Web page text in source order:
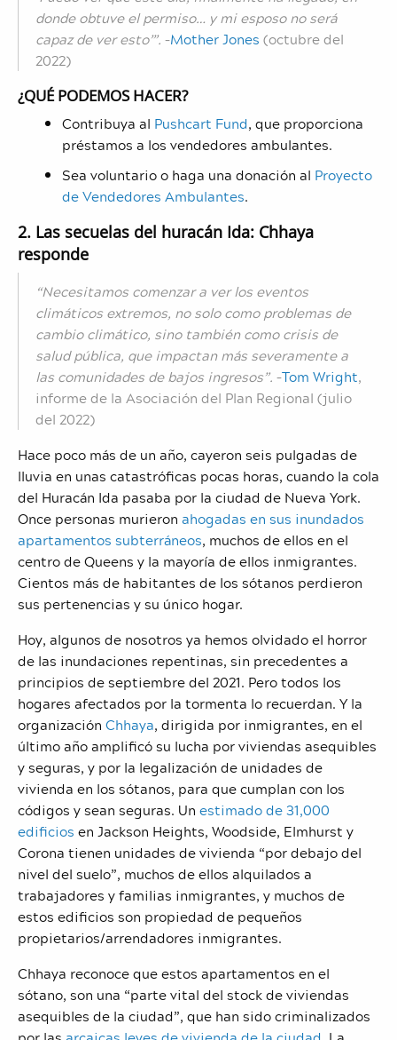
donde obtuve el permiso… y mi esposo no será
capaz de ver esto’”. –Mother Jones (octubre del
2022)
¿QUÉ PODEMOS HACER?
Contribuya al Pushcart Fund, que proporciona
préstamos a los vendedores ambulantes.
Sea voluntario o haga una donación al Proyecto
de Vendedores Ambulantes.
2. Las secuelas del huracán Ida: Chhaya
responde
“Necesitamoscomenzar a ver los eventos
climáticos extremos, no solo como problemas de
cambio climático, sino también como crisis de
salud pública, que impactan más severamente a
las comunidades de bajos ingresos”. –Tom Wright,
informe de la Asociación del Plan Regional (julio
del 2022)
Hace poco más de un año, cayeron seis pulgadas de
lluvia en unas catastróficas pocas horas, cuando la cola
del Huracán Ida pasaba por la ciudad de Nueva York.
Once personas murieron ahogadas en sus inundados
apartamentos subterráneos, muchos de ellos en el
centro de Queens y la mayoría de ellos inmigrantes.
Cientos más de habitantes de los sótanos perdieron
sus pertenencias y su único hogar.
Hoy, algunos de nosotros ya hemos olvidado el horror
de las inundaciones repentinas, sin precedentes a
principios de septiembre del 2021. Pero todos los
hogares afectados por la tormenta lo recuerdan. Y la
organización Chhaya, dirigida por inmigrantes, en el
último año amplificó su lucha por viviendas asequibles
y seguras, y por la legalización de unidades de
vivienda en los sótanos, para que cumplan con los
códigos y sean seguras. Un estimado de 31,000
edificios en Jackson Heights, Woodside, Elmhurst y
Corona tienen unidades de vivienda “por debajo del
nivel del suelo”, muchos de ellos alquilados a
trabajadores y familias inmigrantes, y muchos de
estos edificios son propiedad de pequeños
propietarios/arrendadores inmigrantes.
Chhaya reconoce que estos apartamentos en el
sótano, son una “parte vital del stock de viviendas
asequibles de la ciudad”, que han sido criminalizados